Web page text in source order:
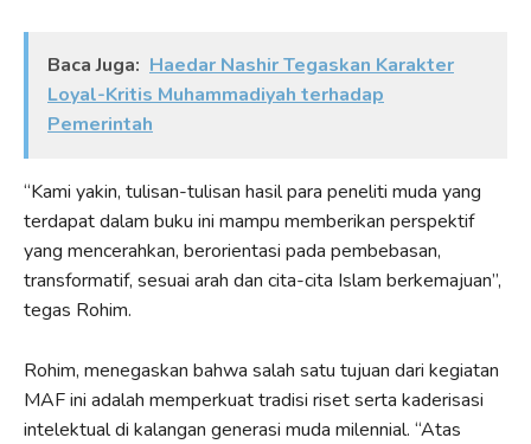
Baca Juga: Haedar Nashir Tegaskan Karakter
Loyal-Kritis Muhammadiyah terhadap
Pemerintah
“Kami yakin, tulisan-tulisan hasil para peneliti muda yang
terdapat dalam buku ini mampu memberikan perspektif
yang mencerahkan, berorientasi pada pembebasan,
transformatif, sesuai arah dan cita-cita Islam berkemajuan”,
tegas Rohim.
Rohim, menegaskan bahwa salah satu tujuan dari kegiatan
MAF ini adalah memperkuat tradisi riset serta kaderisasi
intelektual di kalangan generasi muda milennial. “Atas